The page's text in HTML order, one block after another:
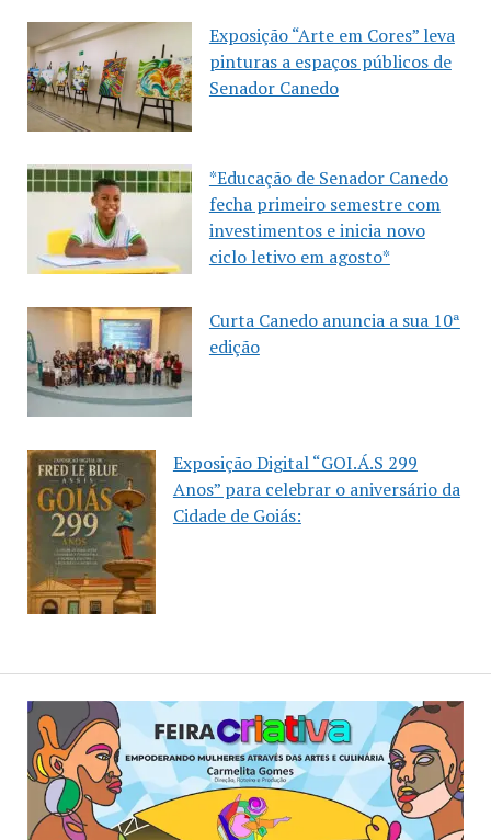
Exposição “Arte em Cores” leva
pinturas a espaços públicos de
Senador Canedo
*Educação de Senador Canedo
fecha primeiro semestre com
investimentos e inicia novo
ciclo letivo em agosto*
Curta Canedo anuncia a sua 10ª
edição
Exposição Digital “GOI.Á.S 299
Anos” para celebrar o aniversário da
Cidade de Goiás: